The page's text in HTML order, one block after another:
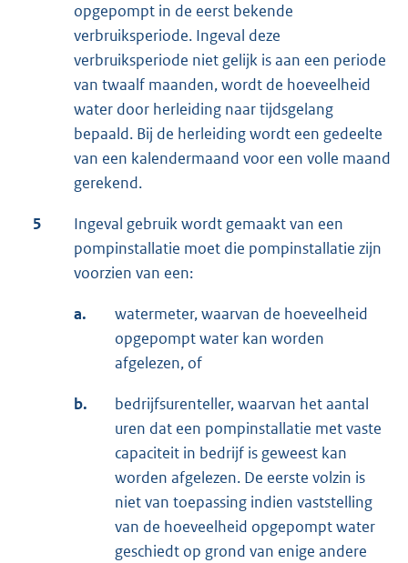
opgepompt in de eerst bekende
verbruiksperiode. Ingeval deze
verbruiksperiode niet gelijk is aan een periode
van twaalf maanden, wordt de hoeveelheid
water door herleiding naar tijdsgelang
bepaald. Bij de herleiding wordt een gedeelte
van een kalendermaand voor een volle maand
gerekend.
5
Ingeval gebruik wordt gemaakt van een
pompinstallatie moet die pompinstallatie zijn
voorzien van een:
a.
watermeter, waarvan de hoeveelheid
opgepompt water kan worden
afgelezen, of
b.
bedrijfsurenteller, waarvan het aantal
uren dat een pompinstallatie met vaste
capaciteit in bedrijf is geweest kan
worden afgelezen. De eerste volzin is
niet van toepassing indien vaststelling
van de hoeveelheid opgepompt water
geschiedt op grond van enige andere